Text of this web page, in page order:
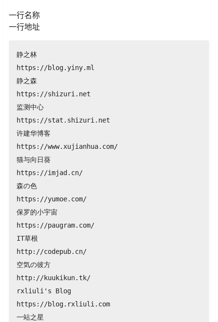
一行名称
一行地址
静之林
https://blog.yiny.ml
静之森
https://shizuri.net
监测中心
https://stat.shizuri.net
许建华博客
https://www.xujianhua.com/
猫与向日葵
https://imjad.cn/
森の色
https://yumoe.com/
保罗的小宇宙
https://paugram.com/
IT草根
http://codepub.cn/
空気の彼方
http://kuukikun.tk/
rxliuli's Blog
https://blog.rxliuli.com
一站之星